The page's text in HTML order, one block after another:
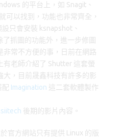
的平台上，如 Snagit、
可以找到，功能也非常齊全，
只會安裝 ksnapshot、
抓圖的功能外，進一步修圖
非常不方便的事，日前在網路
有老師介紹了 Shutter 這套螢
，目前晟鑫科技有許多的影
配 Imagination 這二套軟體製作
後期的影片內容。
官方網站只有提供 Linux 的版